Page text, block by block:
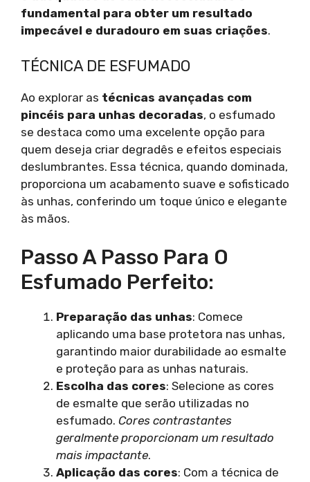
fundamental para obter um resultado
impecável e duradouro em suas criações.
TÉCNICA DE ESFUMADO
Ao explorar as técnicas avançadas com
pincéis para unhas decoradas, o esfumado
se destaca como uma excelente opção para
quem deseja criar degradês e efeitos especiais
deslumbrantes. Essa técnica, quando dominada,
proporciona um acabamento suave e sofisticado
às unhas, conferindo um toque único e elegante
às mãos.
Passo A Passo Para O
Esfumado Perfeito:
Preparação das unhas: Comece
aplicando uma base protetora nas unhas,
garantindo maior durabilidade ao esmalte
e proteção para as unhas naturais.
Escolha das cores: Selecione as cores
de esmalte que serão utilizadas no
esfumado. Cores contrastantes
geralmente proporcionam um resultado
mais impactante.
Aplicação das cores: Com a técnica de